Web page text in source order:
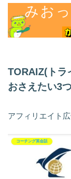
TORAIZ(トラ
おさえたい3
アフィリエイト
コーチング英会話